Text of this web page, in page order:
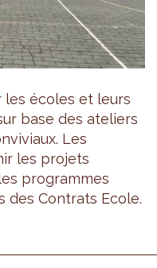
les écoles et leurs
base des ateliers
Les
les projets
programmes
des Contrats Ecole.